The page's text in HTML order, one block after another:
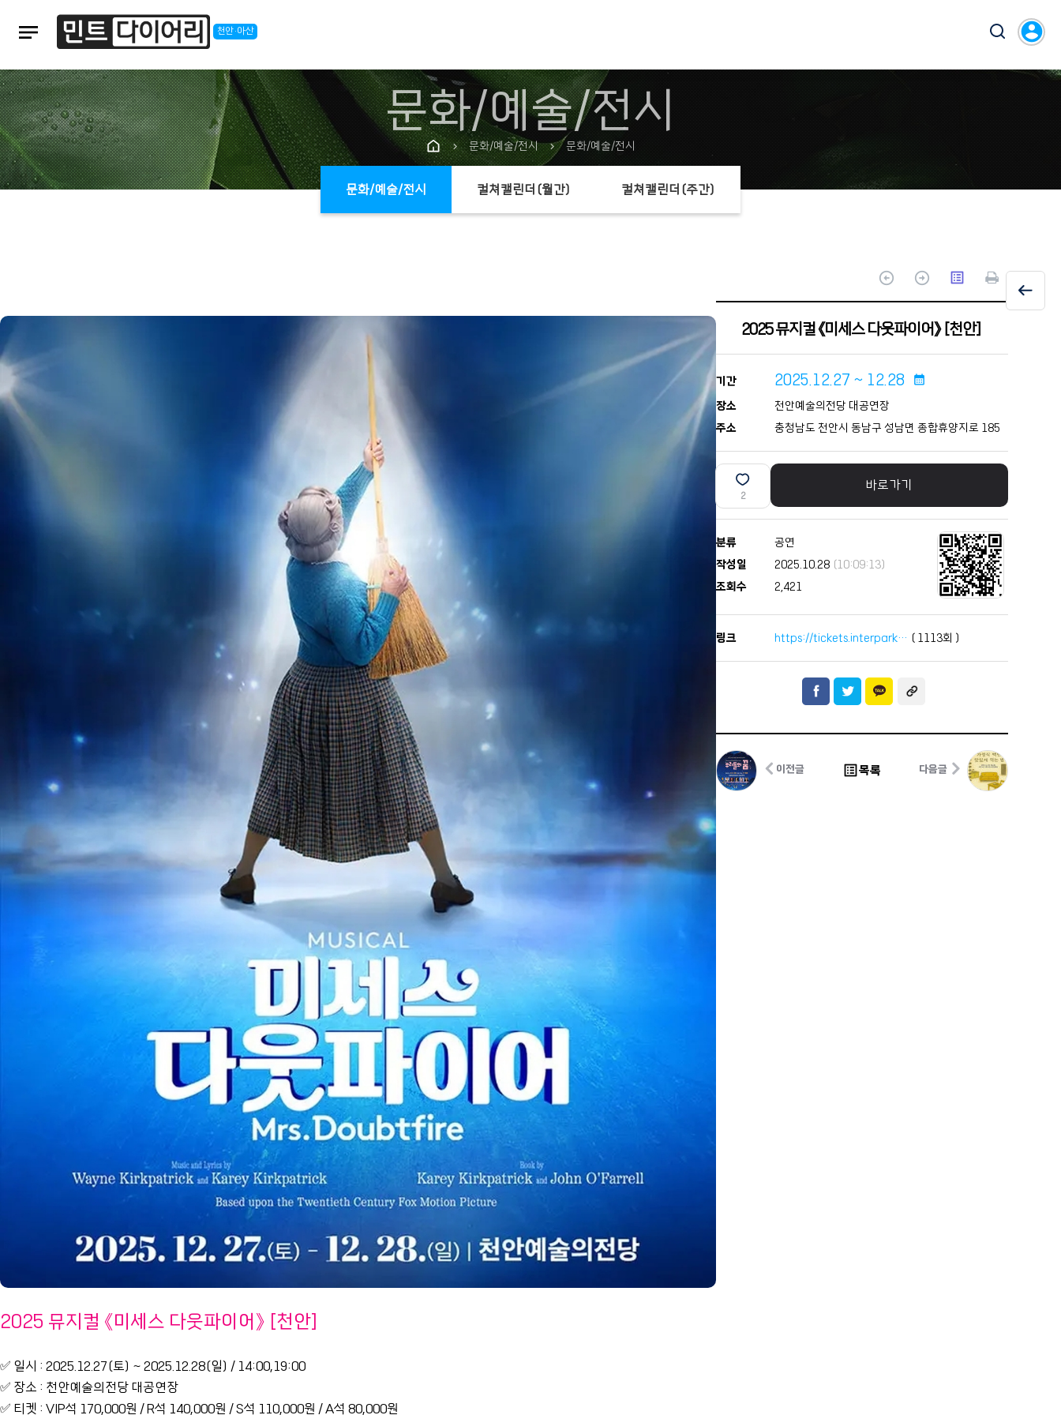
notes 천안·아산 account_circle
문화/예술/전시
chevron_right 문화/예술/전시 chevron_right 문화/예술/전시
문화/예술/전시 컬쳐캘린더(월간) 컬쳐캘린더(주간)
2025 뮤지컬 《미세스 다웃파이어》 [천안]
✅ 일시 : 2025.12.27(토) ~ 2025.12.28(일) / 14:00,19:00
✅ 장소 : 천안예술의전당 대공연장
✅ 티켓 : VIP석 170,000원 / R석 140,000원 / S석 110,000원 / A석 80,000원
arrow_circle_up arrow_circle_up list_alt
2025 뮤지컬 《미세스 다웃파이어》 [천안]
기간 2025.12.27 ~ 12.28 calendar_month
장소
천안예술의전당 대공연장
주소
충청남도 천안시 동남구 성남면 종합휴양지로 185
2
바로가기
분류
공연
작성일
2025.10.28 (10:09:13)
조회수
2,421
링크 https://tickets.interpark… ( 1113회 )
이전글 list_alt 목록 다음글